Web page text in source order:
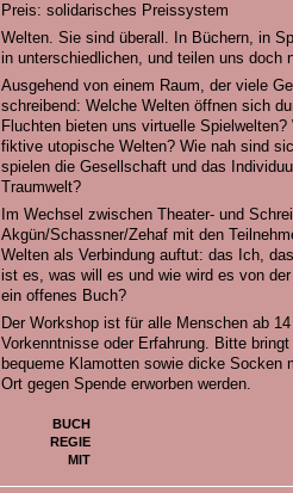
Preis: solidarisches Preissystem
Welten. Sie sind überall. In Büchern, in
in unterschiedlichen, und teilen uns doch
Ausgehend von einem Raum, der viele
schreibend: Welche Welten öffnen sich
Fluchten bieten uns virtuelle
fiktive utopische Welten? Wie nah sind
spielen die Gesellschaft und das
Traumwelt?
Im Wechsel zwischen Theater- und
Akgün/Schassner/Zehaf mit den
Welten als Verbindung auftut: das Ich,
ist es, was will es und wie wird es von
ein offenes Buch?
Der Workshop ist für alle Menschen ab
Vorkenntnisse oder Erfahrung. Bitte
bequeme Klamotten sowie dicke Socken
Ort gegen Spende erworben werden.
BUCH
REGIE
MIT